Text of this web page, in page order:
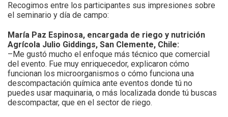
Recogimos entre los participantes sus impresiones sobre
el seminario y día de campo:
María Paz Espinosa, encargada de riego y nutrición
Agrícola Julio Giddings, San Clemente, Chile:
–Me gustó mucho el enfoque más técnico que comercial
del evento. Fue muy enriquecedor, explicaron cómo
funcionan los microorganismos o cómo funciona una
descompactación química ante eventos donde tú no
puedes usar maquinaria, o más localizada donde tú buscas
descompactar, que en el sector de riego.